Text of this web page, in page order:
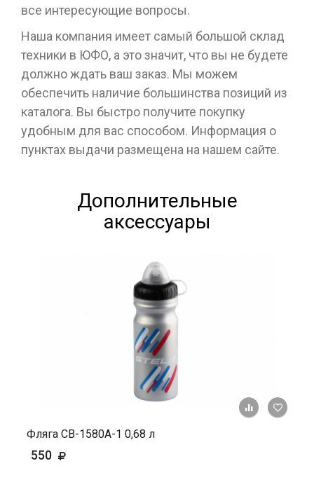
все интересующие вопросы.
Наша компания имеет самый большой склад
техники в ЮФО, а это значит, что вы не будете
должно ждать ваш заказ. Мы можем
обеспечить наличие большинства позиций из
каталога. Вы быстро получите покупку
удобным для вас способом. Информация о
пунктах выдачи размещена на нашем сайте.
Дополнительные
аксессуары
+ К
Фляга СВ-1580А-1 0,68 л
550